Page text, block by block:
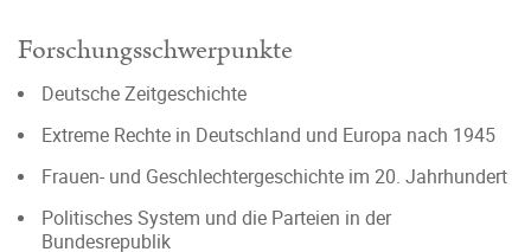
Forschungsschwerpunkte
Deutsche Zeitgeschichte
Extreme Rechte in Deutschland und Europa nach 1945
Frauen- und Geschlechtergeschichte im 20. Jahrhundert
Politisches System und die Parteien in der
Bundesrepublik